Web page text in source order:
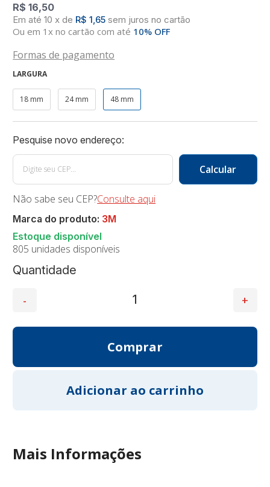
R$ 16,50
10 x de R$ 1,65 sem juros no cartão
Ou em 1x no cartão com até 10% OFF
Formas de pagamento
LARGURA
18 mm 24 mm 48 mm
Quantidade
Não sabe seu CEP?Consulte aqui
805 unidades disponíveis
Marca do produto: 3M
Mais Informações